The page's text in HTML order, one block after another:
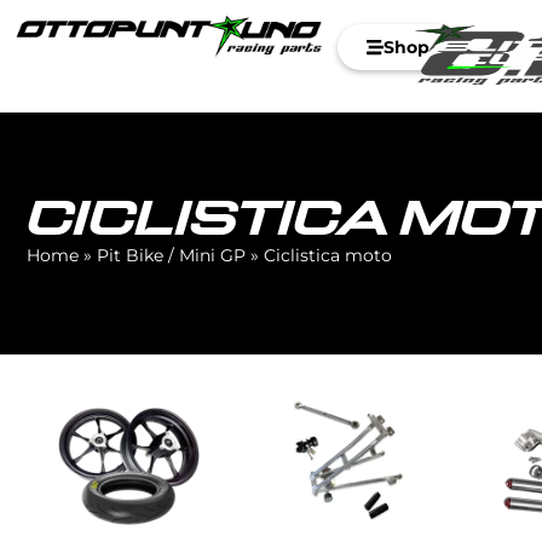
Shop
CICLISTICA
Home » Pit Bike / Mini GP » Ciclistica moto